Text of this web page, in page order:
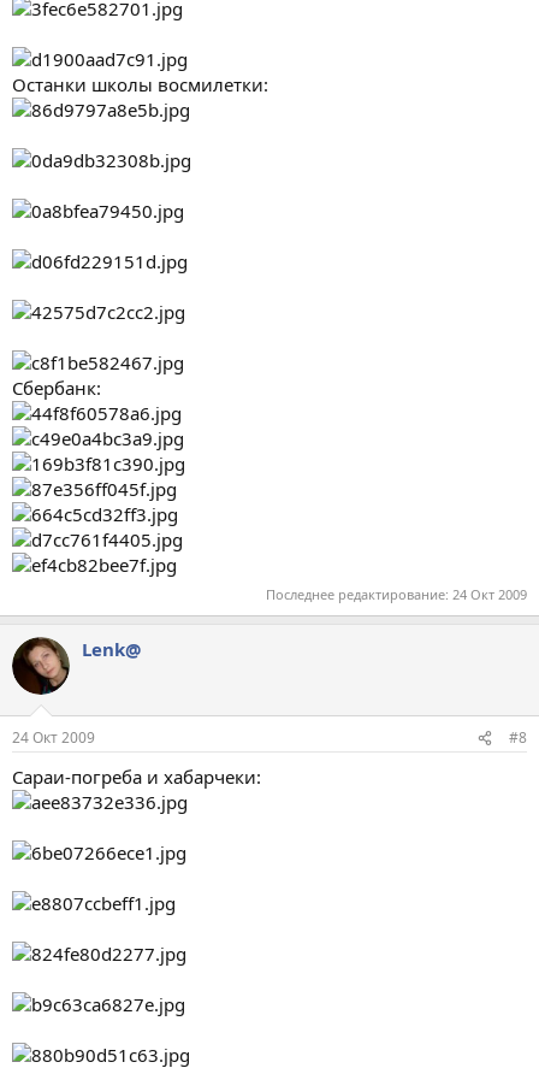
Останки школы восмилетки:
Сбербанк:
Последнее редактирование: 24 Окт 2009
Lenk@
24 Окт 2009 #8
Сараи-погреба и хабарчеки: